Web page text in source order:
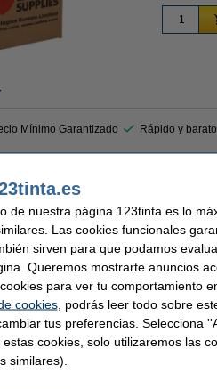
Mínimo Garantizado Rápido y barato
alargadas (180 micras) son aptas para
paquete contiene un rollo de 2000
5095 (03200BK11045)
térmica
de código de barras
de nuestra página 123tinta.es lo
Las cookies funcionales
sirven para que podamos
Queremos mostrarte anuncios
para ver tu comportamiento
cookies, podrás leer todo sobre
tus preferencias. Selecciona
cookies, solo utilizaremos las
similares).